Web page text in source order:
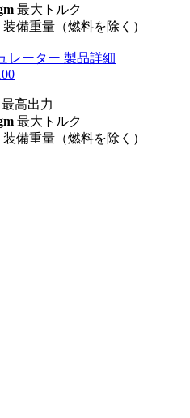
最大トルク
装備重量（燃料を除く）
レーター 製品詳細
最高出力
最大トルク
装備重量（燃料を除く）